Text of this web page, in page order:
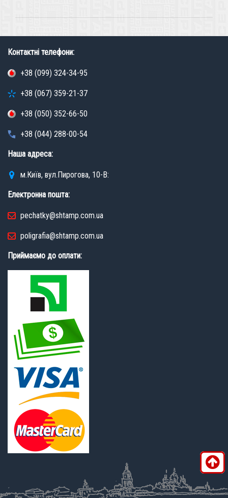
Контактні телефони:
+38 (099) 324-34-95
+38 (067) 359-21-37
+38 (050) 352-66-50
+38 (044) 288-00-54
Наша адреса:
м.Київ, вул.Пирогова, 10-В:
Електронна пошта:
pechatky@shtamp.com.ua
poligrafia@shtamp.com.ua
Приймаємо до оплати: